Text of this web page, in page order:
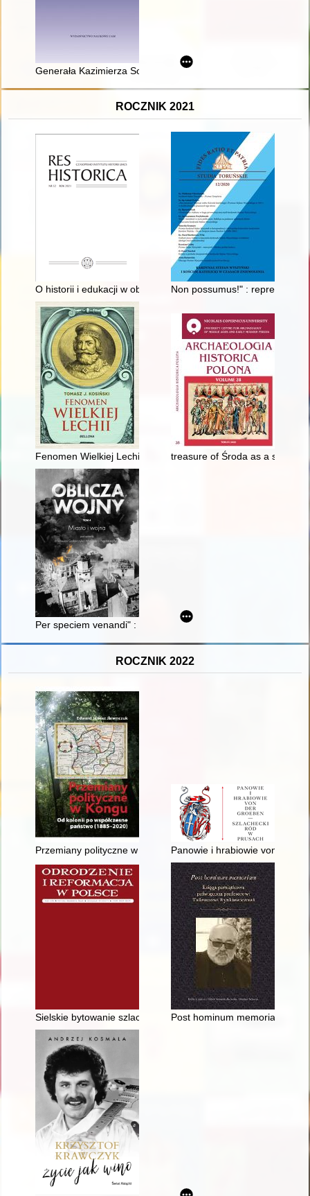
Generała Kazimierza Sosnkowskiego sejmowy patron roku
ROCZNIK 2021
O historii i edukacji w obozowych przestrzeniach pamięci :
Non possumus!" : represje
Fenomen Wielkiej Lechii treasure of Środa as a source
Per speciem venandi" : Liwiusz o "upolowaniu" Tarentu przez
ROCZNIK 2022
Przemiany polityczne w Kongu : od kolonii po współczesne
Panowie i hrabiowie von der
Sielskie bytowanie szlachty a stanowe powinności rycerskie
Post hominum memoriam :